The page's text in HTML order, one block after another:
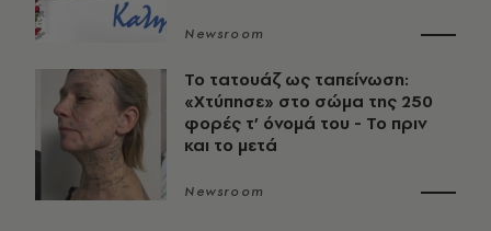
Newsroom
Το τατουάζ ως ταπείνωση:
«Χτύπησε» στο σώμα της 250
φορές τ’ όνομά του - Το πριν
και το μετά
Newsroom